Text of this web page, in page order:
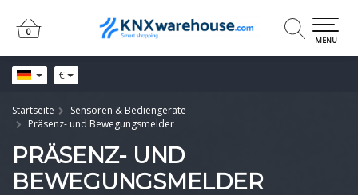
€
0
0
MENU
Startseite
Sensoren & Bediengeräte
Präsenz- und Bewegungsmelder
PRÄSENZ- UND
BEWEGUNGSMELDER